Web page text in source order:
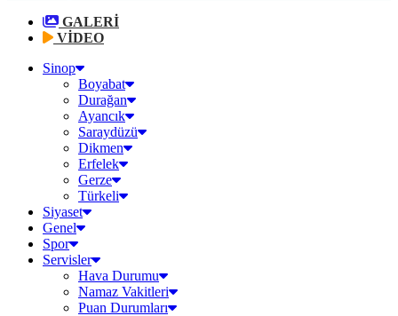
GALERİ
VİDEO
Sinop
Boyabat
Durağan
Ayancık
Saraydüzü
Dikmen
Erfelek
Gerze
Türkeli
Siyaset
Genel
Spor
Servisler
Hava Durumu
Namaz Vakitleri
Puan Durumları